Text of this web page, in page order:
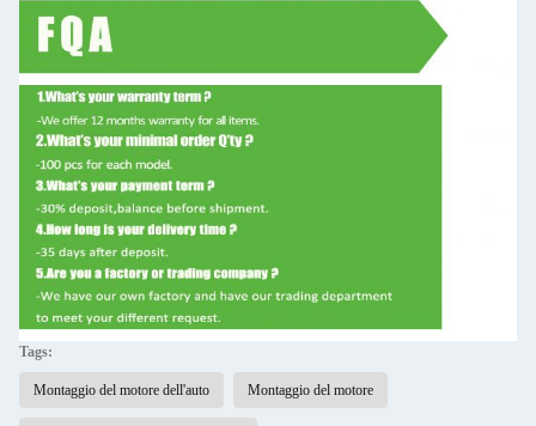
Tags:
Montaggio del motore dell'auto Montaggio del motore